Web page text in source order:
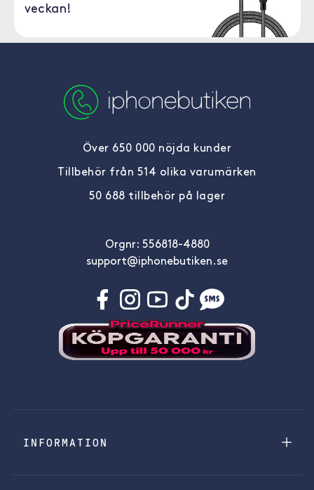
veckan!
Över 650 000 nöjda kunder
Tillbehör från 514 olika varumärken
50 688 tillbehör på lager
Orgnr: 556818-4880
support@iphonebutiken.se
INFORMATION